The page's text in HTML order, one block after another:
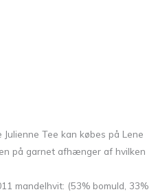
Tee kan købes på Lene
på garnet afhænger af hvilken
mandelhvit: (53% bomuld, 33%